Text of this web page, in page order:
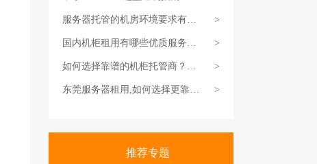
对服务商，省钱还省心
服务器托管的机房环境要求有哪
些？
>
国内机柜租用有哪些优质服务
商？
>
如何选择靠谱的机柜托管商？得
这么挑才靠谱
>
东莞服务器租用,如何选择更靠谱
>
推荐专题